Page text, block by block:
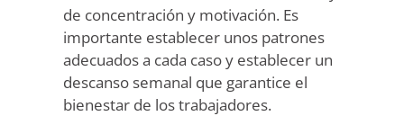
de concentración y motivación. Es
importante establecer unos patrones
adecuados a cada caso y establecer un
descanso semanal que garantice el
bienestar de los trabajadores.